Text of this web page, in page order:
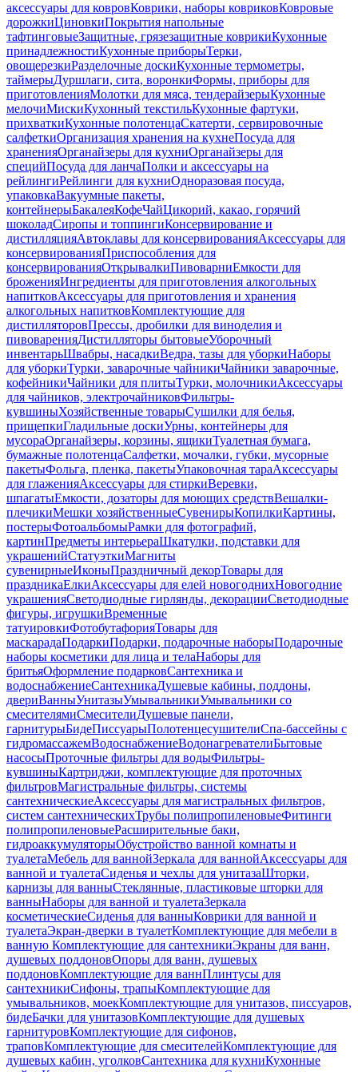
аксессуары для ковровКоврики, наборы ковриковКовровые
дорожкиЦиновкиПокрытия напольные
тафтинговыеЗащитные, грязезащитные коврикиКухонные
принадлежностиКухонные приборыТерки,
овощерезкиРазделочные доскиКухонные термометры,
таймерыДуршлаги, сита, воронкиФормы, приборы для
приготовленияМолотки для мяса, тендерайзерыКухонные
мелочиМискиКухонный текстильКухонные фартуки,
прихваткиКухонные полотенцаСкатерти, сервировочные
салфеткиОрганизация хранения на кухнеПосуда для
храненияОрганайзеры для кухниОрганайзеры для
специйПосуда для ланчаПолки и аксессуары на
рейлингиРейлинги для кухниОдноразовая посуда,
упаковкаВакуумные пакеты,
контейнерыБакалеяКофеЧайЦикорий, какао, горячий
шоколадСиропы и топпингиКонсервирование и
дистилляцияАвтоклавы для консервированияАксессуары для
консервированияПриспособления для
консервированияОткрывалкиПивоварниЕмкости для
броженияИнгредиенты для приготовления алкогольных
напитковАксессуары для приготовления и хранения
алкогольных напитковКомплектующие для
дистилляторовПрессы, дробилки для виноделия и
пивоваренияДистилляторы бытовыеУборочный
инвентарьШвабры, насадкиВедра, тазы для уборкиНаборы
для уборкиТурки, заварочные чайникиЧайники заварочные,
кофейникиЧайники для плитыТурки, молочникиАксессуары
для чайников, электрочайниковФильтры-
кувшиныХозяйственные товарыСушилки для белья,
прищепкиГладильные доскиУрны, контейнеры для
мусораОрганайзеры, корзины, ящикиТуалетная бумага,
бумажные полотенцаСалфетки, мочалки, губки, мусорные
пакетыФольга, пленка, пакетыУпаковочная тараАксессуары
для глаженияАксессуары для стиркиВеревки,
шпагатыЕмкости, дозаторы для моющих средствВешалки-
плечикиМешки хозяйственныеСувенирыКопилкиКартины,
постерыФотоальбомыРамки для фотографий,
картинПредметы интерьераШкатулки, подставки для
украшенийСтатуэткиМагниты
сувенирныеИконыПраздничный декорТовары для
праздникаЕлкиАксессуары для елей новогоднихНовогодние
украшенияСветодиодные гирлянды, декорацииСветодиодные
фигуры, игрушкиВременные
татуировкиФотобутафорияТовары для
маскарадаПодаркиПодарки, подарочные наборыПодарочные
наборы косметики для лица и телаНаборы для
бритьяОформление подарковСантехника и
водоснабжениеСантехникаДушевые кабины, поддоны,
двериВанныУнитазыУмывальникиУмывальники со
смесителямиСмесителиДушевые панели,
гарнитурыБидеПиссуарыПолотенцесушителиСпа-бассейны с
гидромассажемВодоснабжениеВодонагревателиБытовые
насосыПроточные фильтры для водыФильтры-
кувшиныКартриджи, комплектующие для проточных
фильтровМагистральные фильтры, системы
сантехническиеАксессуары для магистральных фильтров,
систем сантехническихТрубы полипропиленовыеФитинги
полипропиленовыеРасширительные баки,
гидроаккумуляторыОбустройство ванной комнаты и
туалетаМебель для ваннойЗеркала для ваннойАксессуары для
ванной и туалетаСиденья и чехлы для унитазаШторки,
карнизы для ванныСтеклянные, пластиковые шторки для
ванныНаборы для ванной и туалетаЗеркала
косметическиеСиденья для ванныКоврики для ванной и
туалетаЭкран-дверки в туалетКомплектующие для мебели в
ванную Комплектующие для сантехникиЭкраны для ванн,
душевых поддоновОпоры для ванн, душевых
поддоновКомплектующие для ваннПлинтусы для
сантехникиСифоны, трапыКомплектующие для
умывальников, моекКомплектующие для унитазов, писсуаров,
бидеБачки для унитазовКомплектующие для душевых
гарнитуровКомплектующие для сифонов,
траповКомплектующие для смесителейКомплектующие для
душевых кабин, уголковСантехника для кухниКухонные